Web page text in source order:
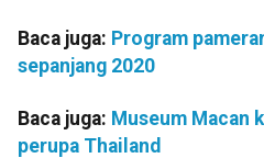
Baca juga: Program
sepanjang 2020
Baca juga: Museum Macan
perupa Thailand